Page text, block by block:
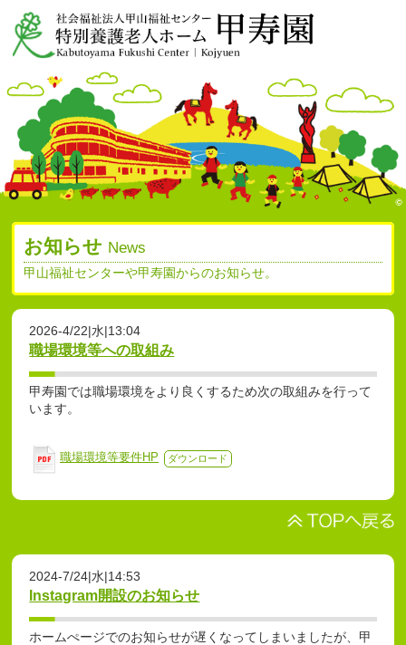
お知らせ News
甲山福祉センターや甲寿園からのお知らせ。
2026-4/22|水|13:04
職場環境等への取組み
甲寿園では職場環境をより良くするため次の取組みを行って
います。
職場環境等要件HP ダウンロード
2024-7/24|水|14:53
Instagram開設のお知らせ
ホームぺージでのお知らせが遅くなってしまいましたが、甲